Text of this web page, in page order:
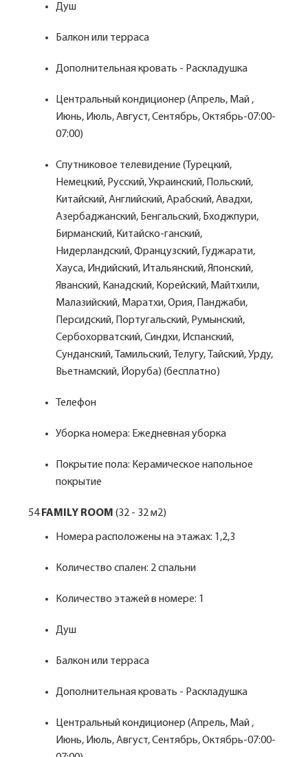
Душ
Балкон или терраса
Дополнительная кровать - Раскладушка
Центральный кондиционер (Апрель, Май ,
Июнь, Июль, Август, Сентябрь, Октябрь-07:00-
07:00)
Спутниковое телевидение (Турецкий,
Немецкий, Русский, Украинский, Польский,
Китайский, Английский, Арабский, Авадхи,
Азербаджанский, Бенгальский, Бходжпури,
Бирманский, Китайско-ганский,
Нидерландский, Французский, Гуджарати,
Хауса, Индийский, Итальянский, Японский,
Яванский, Канадский, Корейский, Майтхили,
Малазийский, Маратхи, Ория, Панджаби,
Персидский, Португальский, Румынский,
Сербохорватский, Синдхи, Испанский,
Сунданский, Тамильский, Телугу, Тайский, Урду,
Вьетнамский, Йоруба) (бесплатно)
Телефон
Уборка номера: Ежедневная уборка
Покрытие пола: Керамическое напольное
покрытие
54 FAMILY ROOM (32 - 32 м2)
Номера расположены на этажах: 1,2,3
Количество спален: 2 спальни
Количество этажей в номере: 1
Душ
Балкон или терраса
Дополнительная кровать - Раскладушка
Центральный кондиционер (Апрель, Май ,
Июнь, Июль, Август, Сентябрь, Октябрь-07:00-